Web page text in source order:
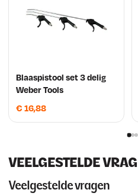
Blaaspistool set 3 delig
Weber Tools
€ 16,88
VEELGESTELDE
Veelgestelde vragen